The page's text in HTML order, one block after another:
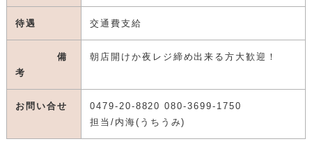
待遇 交通費支給
備
考
朝店開けか夜レジ締め出来る方大歓迎！
お問い合せ
0479-20-8820 080-3699-1750
担当/内海(うちうみ)